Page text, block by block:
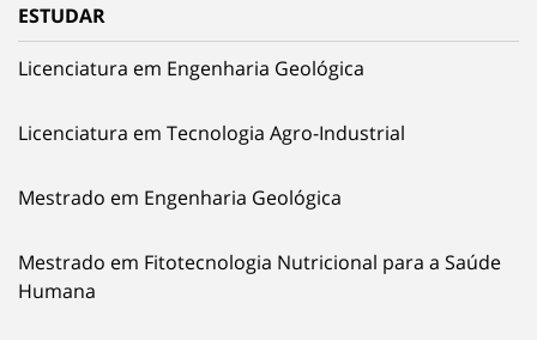
ESTUDAR
Licenciatura em Engenharia Geológica
Licenciatura em Tecnologia Agro-Industrial
Mestrado em Engenharia Geológica
Mestrado em Fitotecnologia Nutricional para a Saúde
Humana